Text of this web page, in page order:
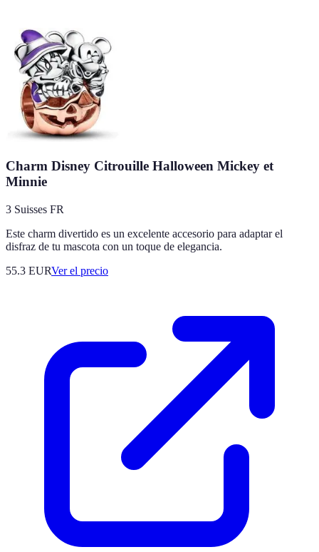
Charm Disney Citrouille Halloween Mickey et
Minnie
3 Suisses FR
Este charm divertido es un excelente accesorio para adaptar el
disfraz de tu mascota con un toque de elegancia.
55.3 EURVer el precio